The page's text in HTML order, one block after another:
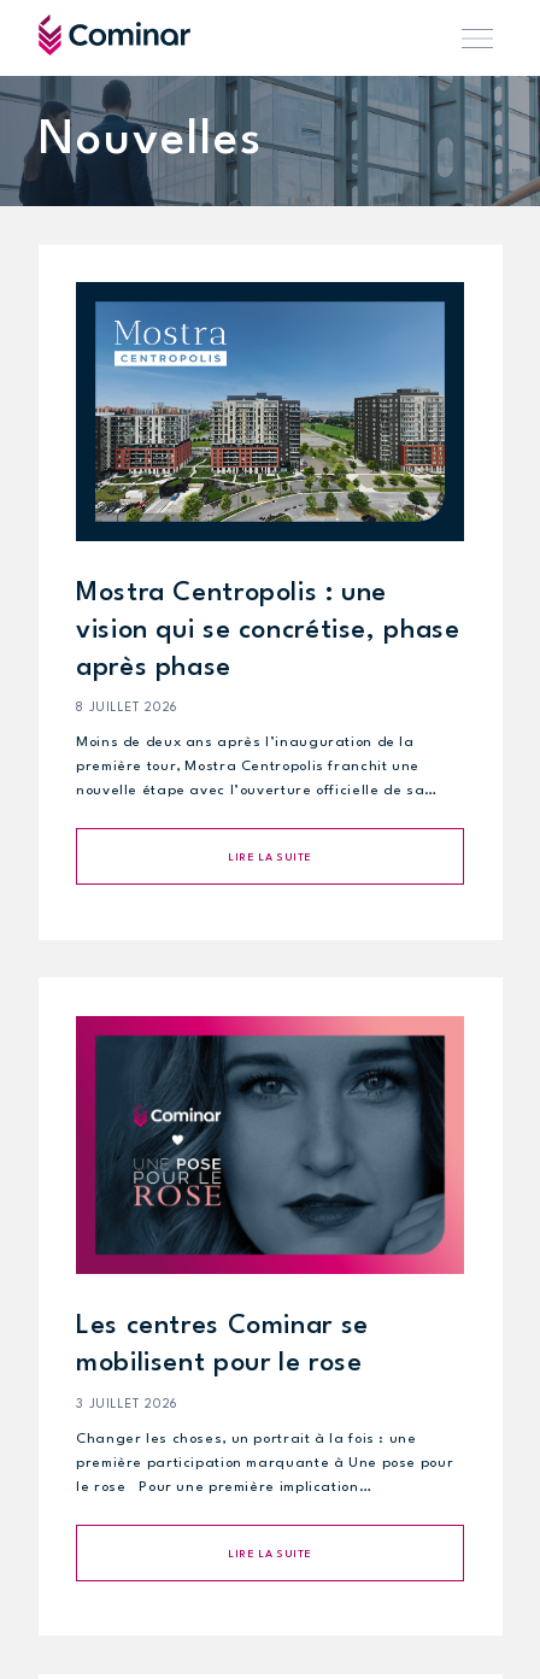
Nouvelles
Mostra Centropolis : une
vision qui se concrétise, phase
après phase
8 JUILLET 2026
Moins de deux ans après l’inauguration de la
première tour, Mostra Centropolis franchit une
nouvelle étape avec l’ouverture officielle de sa…
LIRE LA SUITE
Les centres Cominar se
mobilisent pour le rose
3 JUILLET 2026
Changer les choses, un portrait à la fois : une
première participation marquante à Une pose pour
le rose Pour une première implication…
LIRE LA SUITE